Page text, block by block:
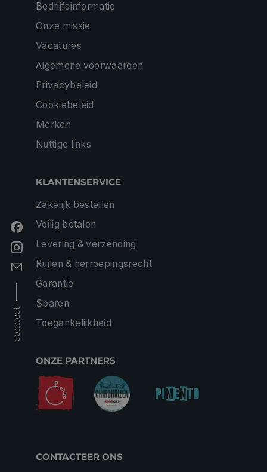
connect
Bedrijfsinformatie
Onze missie
Vacatures
Algemene voorwaarden
Privacybeleid
Cookiebeleid
Merken
Nuttige links
KLANTENSERVICE
Zakelijk bestellen
Veilig betalen
Levering & verzending
Ruilen & herroepingsrecht
Garantie
Sparen
Toegankelijkheid
ONZE PARTNERS
CONTACTEER ONS